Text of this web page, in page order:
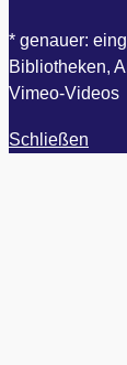
* genauer:
Bibliotheken,
Vimeo-Videos
Schließen